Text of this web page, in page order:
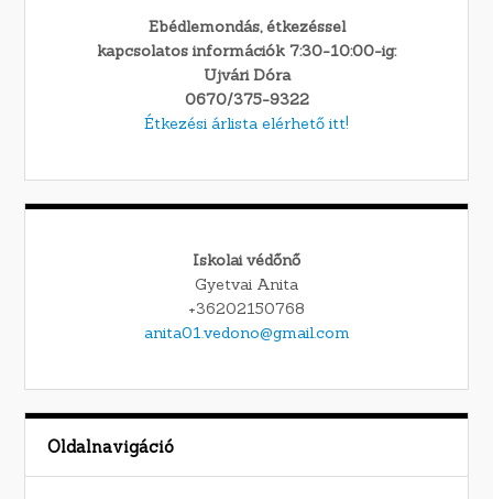
Ebédlemondás, étkezéssel
kapcsolatos információk 7:30-10:00-ig:
Ujvári Dóra
0670/375-9322
Étkezési árlista elérhető itt!
Iskolai védőnő
Gyetvai Anita
+36202150768
anita01.vedono@gmail.com
Oldalnavigáció